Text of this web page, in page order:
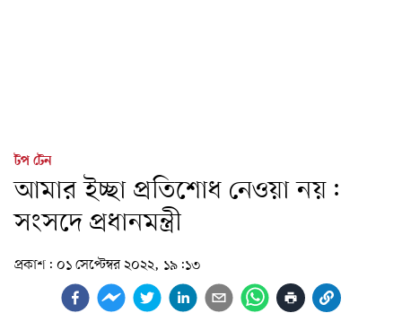
টপ টেন
আমার ইচ্ছা প্রতিশোধ নেওয়া নয়:
সংসদে প্রধানমন্ত্রী
প্রকাশ: ০১ সেপ্টেম্বর ২০২২, ১৯:১৩